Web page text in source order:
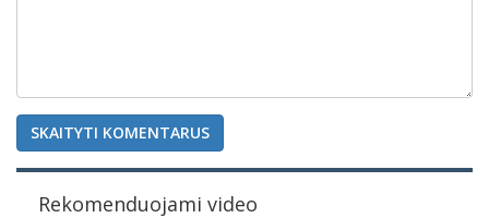
SKAITYTI KOMENTARUS
Rekomenduojami video